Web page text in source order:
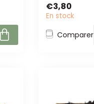
durable...
€3,80
En stock
Comparer